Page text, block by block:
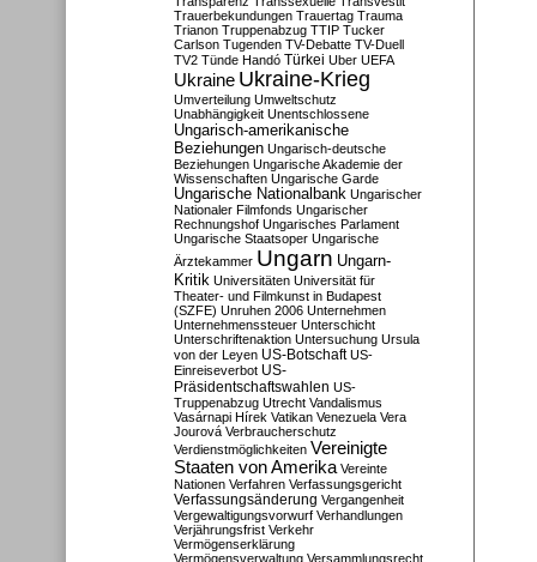
Trauerbekundungen Trauertag Trauma
Trianon Truppenabzug TTIP Tucker
Carlson Tugenden TV-Debatte TV-Duell
TV2 Tünde Handó Türkei Uber UEFA
Ukraine Ukraine-Krieg
Umverteilung Umweltschutz
Unabhängigkeit Unentschlossene
Ungarisch-amerikanische
Beziehungen Ungarisch-deutsche
Beziehungen Ungarische Akademie der
Wissenschaften Ungarische Garde
Ungarische Nationalbank Ungarischer
Nationaler Filmfonds Ungarischer
Rechnungshof Ungarisches Parlament
Ungarische Staatsoper Ungarische
Ärztekammer Ungarn Ungarn-
Kritik Universitäten Universität für
Theater- und Filmkunst in Budapest
(SZFE) Unruhen 2006 Unternehmen
Unternehmenssteuer Unterschicht
Unterschriftenaktion Untersuchung Ursula
von der Leyen US-Botschaft US-
Einreiseverbot US-
Präsidentschaftswahlen US-
Truppenabzug Utrecht Vandalismus
Vasárnapi Hírek Vatikan Venezuela Vera
Jourová Verbraucherschutz
Verdienstmöglichkeiten Vereinigte
Staaten von Amerika Vereinte
Nationen Verfahren Verfassungsgericht
Verfassungsänderung Vergangenheit
Vergewaltigungsvorwurf Verhandlungen
Verjährungsfrist Verkehr
Vermögenserklärung
Vermögensverwaltung Versammlungsrecht